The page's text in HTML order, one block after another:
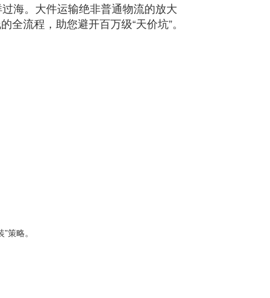
海。大件运输绝非普通物流的放大
流程，助您避开百万级“天价坑”。
策略。